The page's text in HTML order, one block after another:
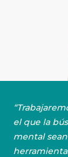
el que la
mental